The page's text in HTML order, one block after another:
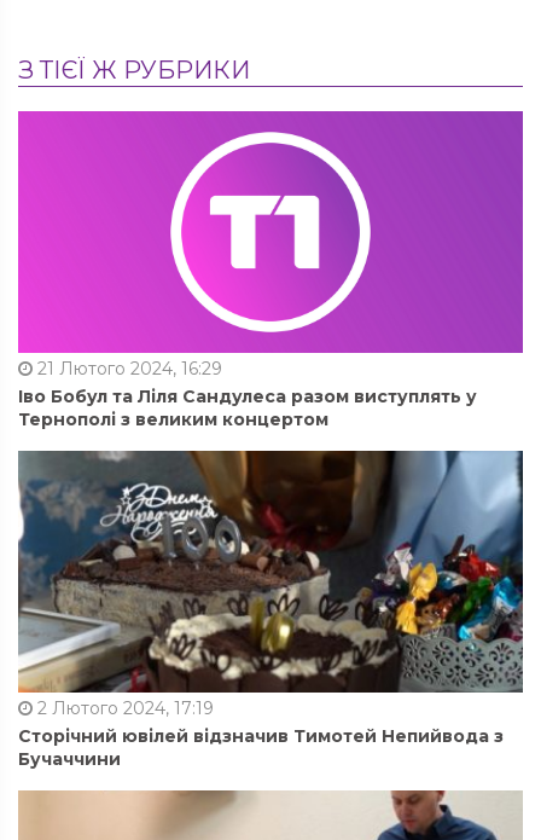
З ТІЄЇ Ж РУБРИКИ
21 Лютого 2024, 16:29
Іво Бобул та Ліля Сандулеса разом виступлять у
Тернополі з великим концертом
2 Лютого 2024, 17:19
Сторічний ювілей відзначив Тимотей Непийвода з
Бучаччини